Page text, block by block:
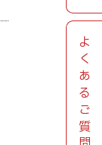
よくあるご質問